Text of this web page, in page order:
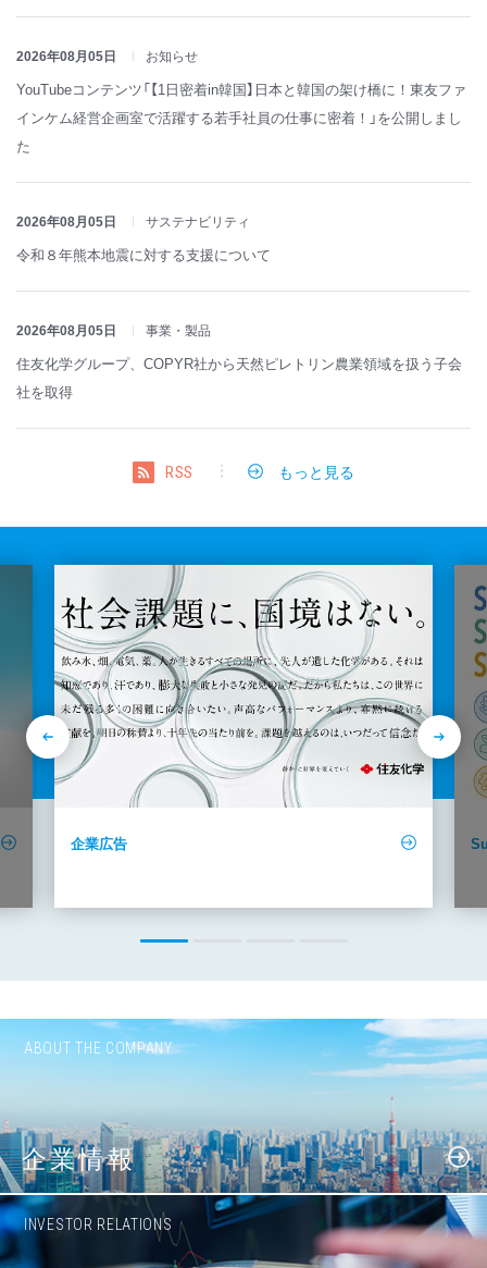
2026年08月05日 お知らせ
YouTubeコンテンツ「【1日密着in韓国】日本と韓国の架け橋に！東友ファ
インケム経営企画室で活躍する若手社員の仕事に密着！」を公開しまし
た
2026年08月05日 サステナビリティ
令和８年熊本地震に対する支援について
2026年08月05日 事業・製品
住友化学グループ、COPYR社から天然ピレトリン農業領域を扱う子会
社を取得
RSS もっと見る
企業広告
ABOUT THE COMPANY
企業情報
INVESTOR RELATIONS